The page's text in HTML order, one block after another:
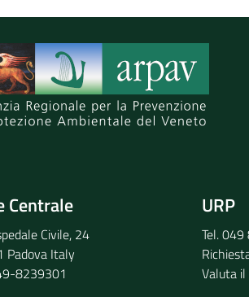
perchè, e aiutaci a migliorare il
Centrale
Civile, 24
Padova Italy
8239301
URP
Tel.
Valuta il